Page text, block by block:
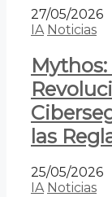
27/05/2026
IA Noticias
Mythos:
las
25/05/2026
IA Noticias